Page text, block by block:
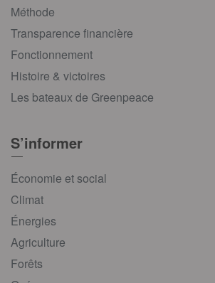
Méthode
Transparence financière
Fonctionnement
Histoire & victoires
Les bateaux de Greenpeace
S’informer
Économie et social
Climat
Énergies
Agriculture
Forêts